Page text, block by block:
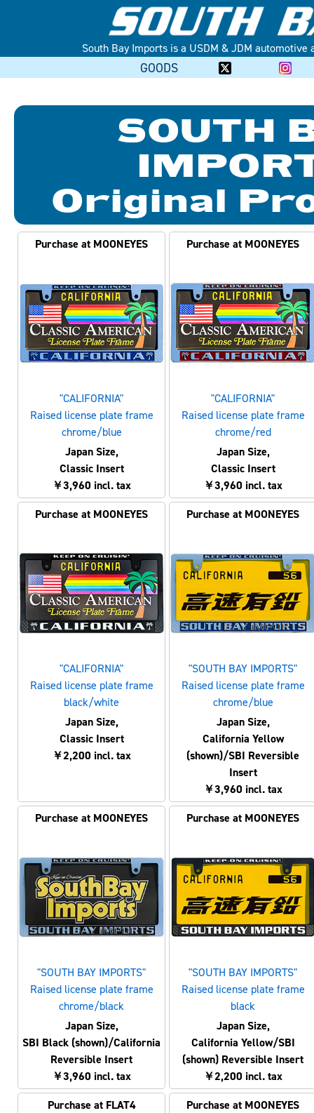
South Bay Imports is a USDM & JDM
GOODS
SOUTH
Original
Purchase at MOONEYES
"CALIFORNIA"
Raised license plate frame
chrome/blue
Japan Size,
Classic Insert
￥3,960 incl. tax
Purchase at MOONEYES
"CALIFORNIA"
Raised license plate frame
chrome/red
Japan Size,
Classic Insert
￥3,960 incl. tax
Purchase at MOONEYES
"CALIFORNIA"
Raised license plate frame
black/white
Japan Size,
Classic Insert
￥2,200 incl. tax
Purchase at MOONEYES
"SOUTH BAY IMPORTS"
Raised license plate frame
chrome/blue
Japan Size,
California Yellow
(shown)/SBI Reversible
Insert
￥3,960 incl. tax
Purchase at MOONEYES
"SOUTH BAY IMPORTS"
Raised license plate frame
chrome/black
Japan Size,
SBI Black (shown)/California
Reversible Insert
￥3,960 incl. tax
Purchase at MOONEYES
"SOUTH BAY IMPORTS"
Raised license plate frame
black
Japan Size,
California Yellow/SBI
(shown) Reversible Insert
￥2,200 incl. tax
Purchase at FLAT4
Purchase at MOONEYES